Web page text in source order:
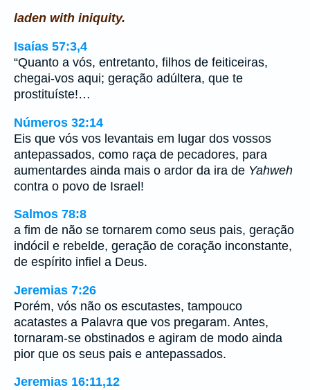
laden with iniquity.
Isaías 57:3,4
“Quanto a vós, entretanto, filhos de feiticeiras,
chegai-vos aqui; geração adúltera, que te
prostituíste!…
Números 32:14
Eis que vós vos levantais em lugar dos vossos
antepassados, como raça de pecadores, para
aumentardes ainda mais o ardor da ira de Yahweh
contra o povo de Israel!
Salmos 78:8
a fim de não se tornarem como seus pais, geração
indócil e rebelde, geração de coração inconstante,
de espírito infiel a Deus.
Jeremias 7:26
Porém, vós não os escutastes, tampouco
acatastes a Palavra que vos pregaram. Antes,
tornaram-se obstinados e agiram de modo ainda
pior que os seus pais e antepassados.
Jeremias 16:11,12